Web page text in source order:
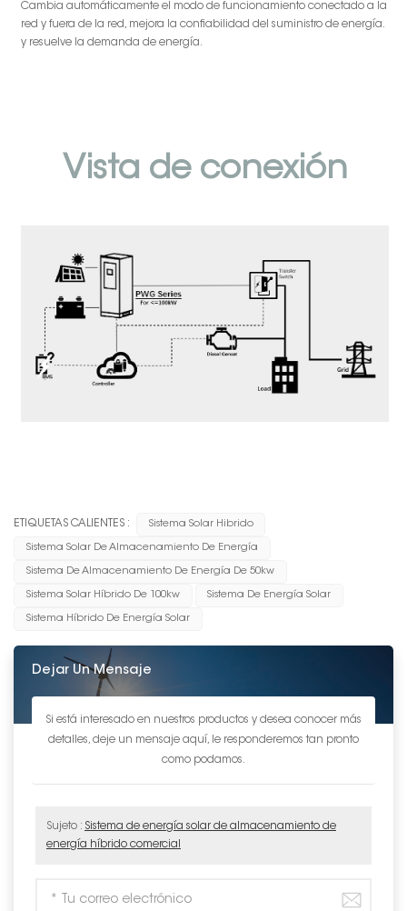
Cambia automáticamente el modo de funcionamiento conectado a la
red y fuera de la red, mejora la confiabilidad del suministro de energía.
y resuelve la demanda de energía.
Vista de conexión
ETIQUETAS CALIENTES : Sistema Solar Hibrido
Sistema Solar De Almacenamiento De Energía
Sistema De Almacenamiento De Energía De 50kw
Sistema Solar Híbrido De 100kw Sistema De Energía Solar
Sistema Híbrido De Energía Solar
Dejar Un Mensaje
Si está interesado en nuestros productos y desea conocer más
detalles, deje un mensaje aquí, le responderemos tan pronto
como podamos.
Sujeto : Sistema de energía solar de almacenamiento de
energía híbrido comercial